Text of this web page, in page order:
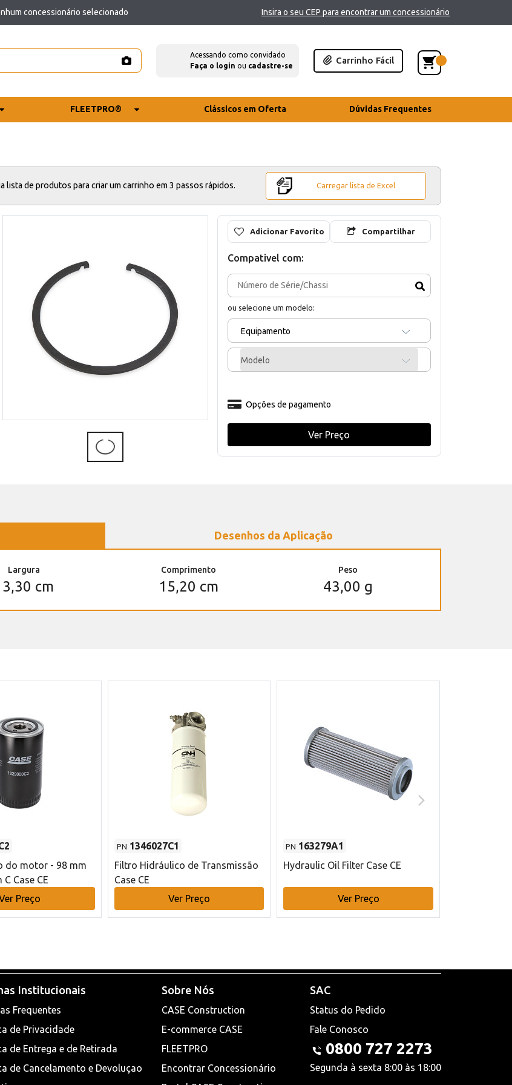
concessionário selecionado Insira o seu CEP para encontrar um concessionário
Acessando como convidado
Faça o login ou cadastre-se
Carrinho Fácil
FLEETPRO® Clássicos em Oferta Dúvidas Frequentes
lista de produtos para criar um carrinho em 3 passos rápidos. Carregar lista de Excel
Adicionar Favorito Compartilhar
Compativel com:
ou selecione um modelo:
Equipamento
Modelo
Opções de pagamento
Ver Preço
Desenhos da Aplicação
Largura
cm
Comprimento
15,20 cm
Peso
43,00 g
do motor - 98 mm
Case CE
Preço
PN 1346027C1
Filtro Hidráulico de Transmissão
Case CE
Ver Preço
PN 163279A1
Hydraulic Oil Filter Case CE
Ver Preço
Institucionais
Frequentes
de Privacidade
de Entrega e de Retirada
de Cancelamento e Devoluçao
Sobre Nós
CASE Construction
E-commerce CASE
FLEETPRO
Encontrar Concessionário
SAC
Status do Pedido
Fale Conosco
0800 727 2273
Segunda à sexta 8:00 às 18:00